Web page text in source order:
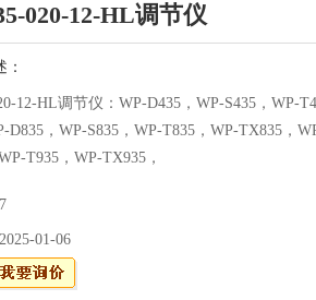
020-12-HL调节仪
12-HL调节仪：WP-D435，WP-S435，WP-
D835，WP-S835，WP-T835，WP-TX835，
T935，WP-TX935，
2025-01-06